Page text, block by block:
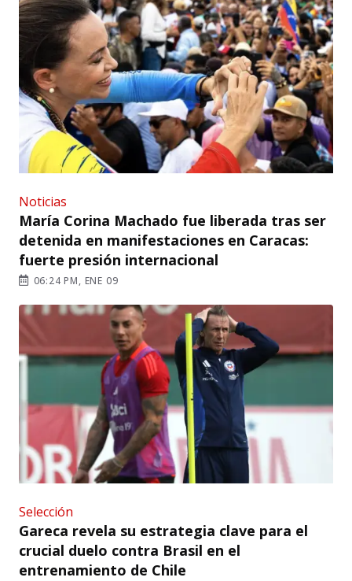
Noticias
María Corina Machado fue liberada tras ser
detenida en manifestaciones en Caracas:
fuerte presión internacional
06:24 PM, ENE 09
Selección
Gareca revela su estrategia clave para el
crucial duelo contra Brasil en el
entrenamiento de Chile